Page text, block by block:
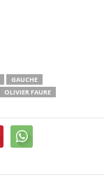
GAUCHE
OLIVIER FAURE